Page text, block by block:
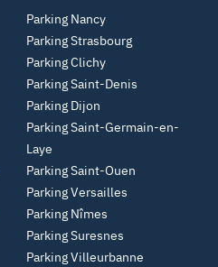
Parking Nancy
Parking Strasbourg
Parking Clichy
Parking Saint-Denis
Parking Dijon
Parking Saint-Germain-en-
Laye
Parking Saint-Ouen
Parking Versailles
Parking Nîmes
Parking Suresnes
Parking Villeurbanne